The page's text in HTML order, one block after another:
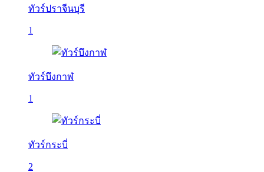
ทัวร์ปราจีนบุรี
1
ทัวร์บึงกาฬ
1
ทัวร์กระบี่
2